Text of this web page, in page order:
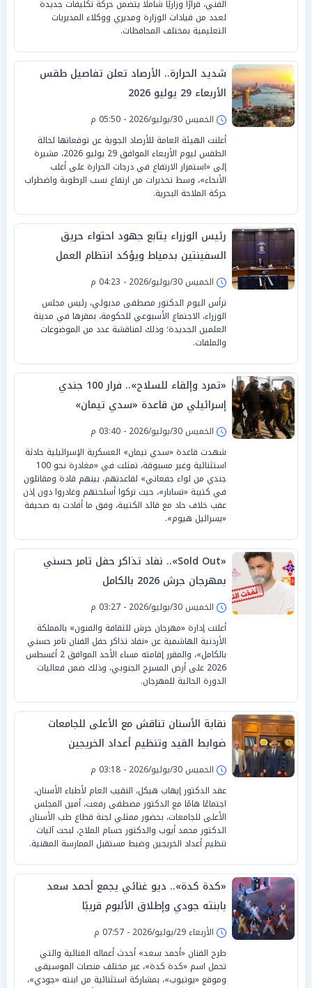
الفني، قرارًا وزاريًا شاملًا يتضمن حركة تكليفات جديدة
لعدد من قيادات الوزارة ومديري ووكلاء المديريات
التعليمية بمختلف المحافظات.
شديد الحرارة.. الأرصاد تعلن تفاصيل طقس
الأربعاء 29 يوليو 2026
الخميس 30/يوليو/2026 - 05:50 م
أعلنت الهيئة العامة للأرصاد الجوية عن توقعاتها لحالة
الطقس ليوم الأربعاء الموافق 29 يوليو 2026، مشيرة
إلى «استمرار الارتفاع في درجات الحرارة على أغلب
الأنحاء»، وسط تحذيرات من ارتفاع نسب الرطوبة واضطراب
حركة الملاحة البحرية.
رئيس الوزراء يتابع جهود احتواء حريق
السفينتين بدمياط ويؤكد انتظام العمل
بالميناءالخميس 30/يوليو/2026 - 04:23 م
ترأس اليوم الدكتور مصطفى مدبولي، رئيس مجلس
الوزراء، الاجتماع الأسبوعي للحكومة، بمقرها في مدينة
العلمين الجديدة؛ وذلك لمناقشة عدد من الموضوعات
والملفات.
«تمرد وإلقاء للسلاح».. فرار 100 جندي
إسرائيلي من قاعدة «سدي تيمان»
الخميس 30/يوليو/2026 - 03:40 م
شهدت قاعدة «سدي تيمان» العسكرية الإسرائيلية حادثة
استثنائية وغير مسبوقة، تمثلت في «مغادرة نحو 100
جندي من لواء جفعاتي» لقاعدتهم، بينهم قادة ومقاتلون
في كتيبة «تسابار»، حيث تركوا أسلحتهم وغادروا دون إذن
عقب خلاف حاد مع قائد الكتيبة، وفق ما أفادت به صحيفة
«يسرائيل هيوم».
«Sold Out».. نفاد تذاكر حفل تامر حسني
بمهرجان جرش 2026 بالكامل
الخميس 30/يوليو/2026 - 03:27 م
أعلنت إدارة «مهرجان جرش للثقافة والفنون» بالمملكة
الأردنية الهاشمية عن «نفاد تذاكر حفل الفنان تامر حسني
بالكامل»، والمقرر إقامته مساء الأحد الموافق 2 أغسطس
2026 على أرض المسرح الجنوبي، وذلك ضمن فعاليات
الدورة الحالية للمهرجان.
نقابة الأسنان تناقش مع الأعلى للجامعات
ضوابط القيد وتنظيم أعداد الخريجين
الخميس 30/يوليو/2026 - 03:18 م
عقد الدكتور إيهاب هيكل، النقيب العام لأطباء الأسنان،
اجتماعًا هامًا مع الدكتور مصطفى رفعت، أمين المجلس
الأعلى للجامعات، بحضور ممثلي لجنة قطاع طب الأسنان
الدكتور محمد أيوب والدكتور حسام الملاح، لبحث آليات
تنظيم أعداد الخريجين وضبط مستقبل الممارسة المهنية.
«كدة كدة».. ديو غنائي يجمع أحمد سعد
بابنته جودي وإطلاق الألبوم قريبًا
الأربعاء 29/يوليو/2026 - 07:57 م
طرح الفنان «أحمد سعد» أحدث أعماله الغنائية والتي
تحمل اسم «كدة كدة»، عبر مختلف منصات الموسيقى
وموقع «يوتيوب»، بمشاركة استثنائية من ابنته «جودي»،